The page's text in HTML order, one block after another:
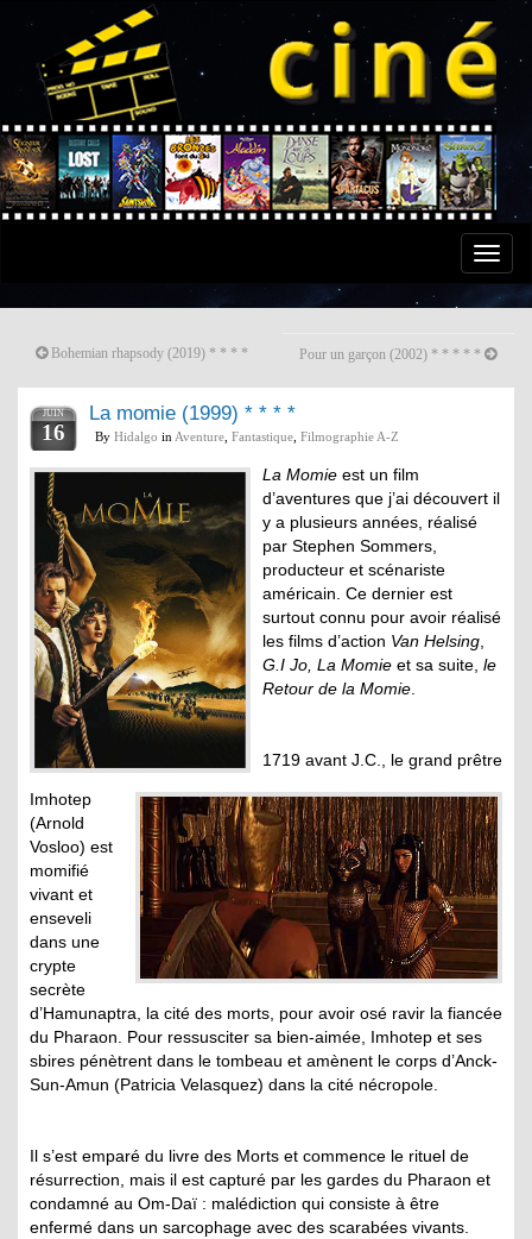
Toggle
Bohemian rhapsody (2019) * * * * Pour un garçon (2002) * * * * *
JUIN
16
La momie (1999) * * * *
By Hidalgo in Aventure Fantastique Filmographie A-Z
La Momie est un film
d’aventures que j’ai découvert il
y a plusieurs années, réalisé
par Stephen Sommers,
producteur et scénariste
américain. Ce dernier est
surtout connu pour avoir réalisé
les films d’action Van Helsing
G.I Jo, La Momie et sa suite, le
Retour de la Momie
1719 avant J.C., le grand prêtre
Imhotep
(Arnold
Vosloo) est
momifié
vivant et
enseveli
dans une
crypte
secrète
d’Hamunaptra, la cité des morts, pour avoir osé ravir la fiancée
du Pharaon. Pour ressusciter sa bien-aimée, Imhotep et ses
sbires pénètrent dans le tombeau et amènent le corps d’Anck-
Sun-Amun (Patricia Velasquez) dans la cité nécropole.
Il s’est emparé du livre des Morts et commence le rituel de
résurrection, mais il est capturé par les gardes du Pharaon et
condamné au Om-Daï : malédiction qui consiste à être
enfermé dans un sarcophage avec des scarabées vivants.